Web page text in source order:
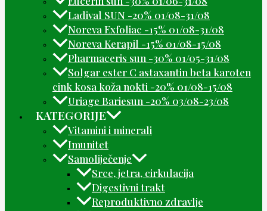
Ladival SUN -20% 01/08-31/08
Noreva Exfoliac -15% 01/08-31/08
Noreva Kerapil -15% 01/08-15/08
Pharmaceris sun -30% 01/05-31/08
Solgar ester C astaxantin beta karoten
cink kosa koža nokti -20% 01/08-15/08
Uriage Bariesun -20% 03/08-23/08
KATEGORIJE
Vitamini i minerali
Imunitet
Samoliječenje
Srce, jetra, cirkulacija
Digestivni trakt
Reproduktivno zdravlje